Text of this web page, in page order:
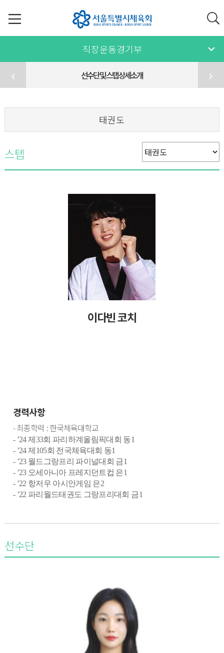
직장운동경기부
선수단 및 스탭 상세소개
태권도
스텝
이다빈 코치
경력사항
-최종학력 :한국체육대학교
- ’24제 33회 파리하계올림픽대회 동1
- ’24제 105회 전국체육대회 동1
- ’23 월드그랑프리 파이널대회 금1
- ’23 오세아니아 프레지던트컵 은1
- ’22 항저우 아시안게임 은2
- ’22 파리월드태권도 그랑프리대회 금1
선수단